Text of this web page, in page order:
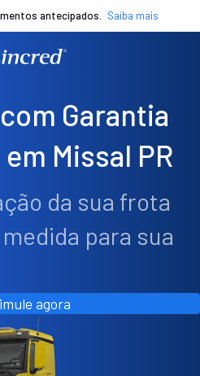
antecipados. Saiba mais
Garantia
Missal PR
da sua frota
para sua
agora